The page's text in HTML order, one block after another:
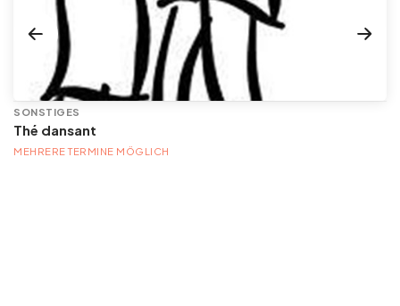
SONSTIGES
Thé dansant
MEHRERE TERMINE MÖGLICH